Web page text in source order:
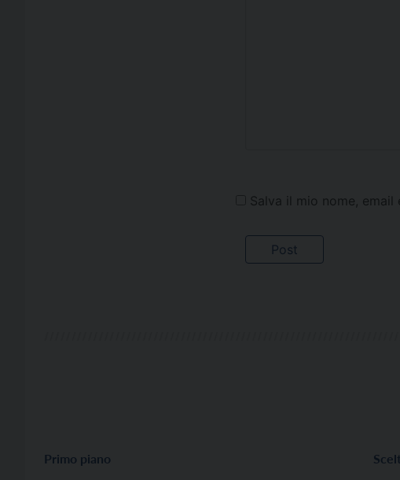
Salva il mio nome,
Primo piano